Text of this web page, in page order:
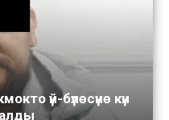
үй-бүлөсүнө күн